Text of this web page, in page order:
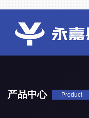
产品中心 Product